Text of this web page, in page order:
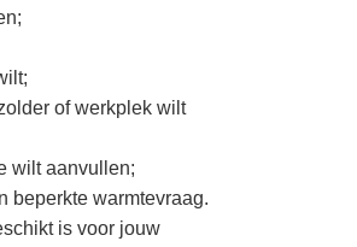
of werkplek wilt
wilt aanvullen;
beperkte warmtevraag.
is voor jouw